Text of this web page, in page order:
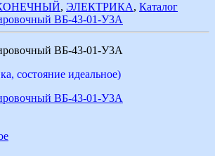
, ЭЛЕКТРИКА, Каталог
ВБ-43-01-У3А
ВБ-43-01-У3А
состояние идеальное)
ВБ-43-01-У3А